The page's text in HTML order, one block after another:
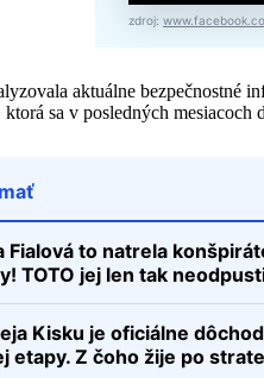
zdroj:
aktuálne bezpečnostné
sa v posledných
Fialová to natrela
TOTO jej len tak
Kisku je oficiálne
etapy. Z čoho žije po